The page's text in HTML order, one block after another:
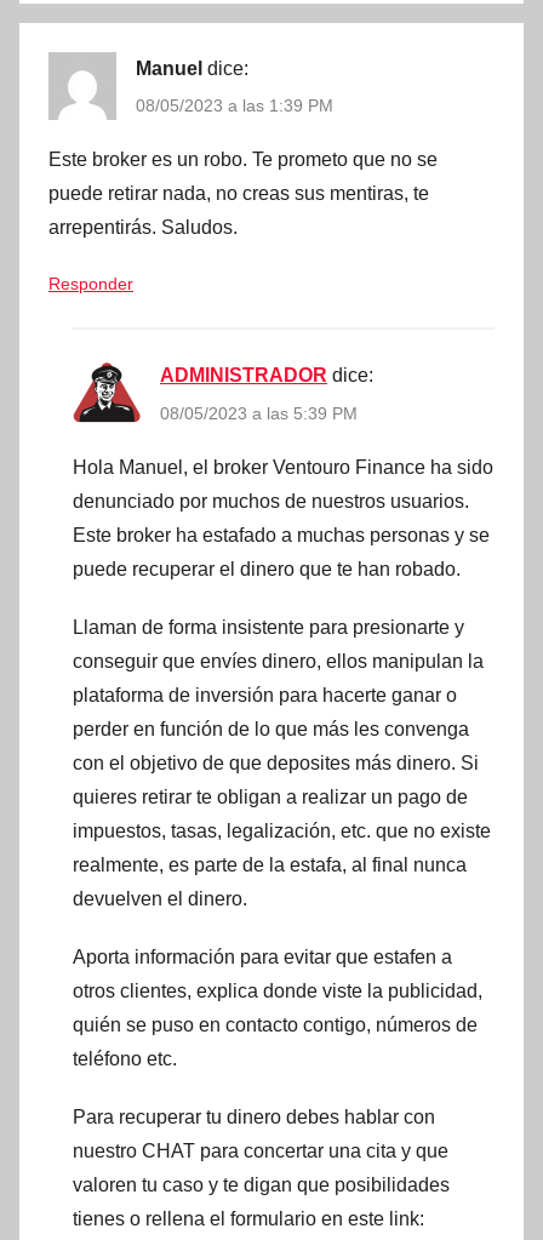
Manuel dice:
08/05/2023 a las 1:39 PM
Este broker es un robo. Te prometo que no se
puede retirar nada, no creas sus mentiras, te
arrepentirás. Saludos.
Responder
ADMINISTRADOR dice:
08/05/2023 a las 5:39 PM
Hola Manuel, el broker Ventouro Finance ha sido
denunciado por muchos de nuestros usuarios.
Este broker ha estafado a muchas personas y se
puede recuperar el dinero que te han robado.
Llaman de forma insistente para presionarte y
conseguir que envíes dinero, ellos manipulan la
plataforma de inversión para hacerte ganar o
perder en función de lo que más les convenga
con el objetivo de que deposites más dinero. Si
quieres retirar te obligan a realizar un pago de
impuestos, tasas, legalización, etc. que no existe
realmente, es parte de la estafa, al final nunca
devuelven el dinero.
Aporta información para evitar que estafen a
otros clientes, explica donde viste la publicidad,
quién se puso en contacto contigo, números de
teléfono etc.
Para recuperar tu dinero debes hablar con
nuestro CHAT para concertar una cita y que
valoren tu caso y te digan que posibilidades
tienes o rellena el formulario en este link: